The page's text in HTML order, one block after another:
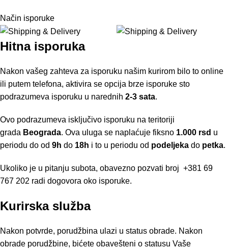
Način isporuke
Hitna isporuka
Nakon vašeg zahteva za isporuku našim kurirom bilo to online
ili putem telefona, aktivira se opcija brze isporuke sto
podrazumeva isporuku u narednih 2-3 sata.
Ovo podrazumeva isključivo isporuku na teritoriji
grada Beograda. Ova uluga se naplaćuje fiksno 1.000 rsd u
periodu do od 9h do 18h i to u periodu od podeljeka do petka.
Ukoliko je u pitanju subota, obavezno pozvati broj +381 69
767 202 radi dogovora oko isporuke.
Kurirska služba
Nakon potvrde, porudžbina ulazi u status obrade. Nakon
obrade porudžbine, bićete obavešteni o statusu Vaše